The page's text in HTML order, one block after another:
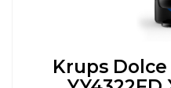
Krups